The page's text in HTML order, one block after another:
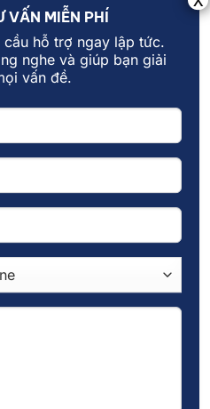
chỉ giúp doanh nghiệp tối
nên sử dụng
dụng Cloud Computing
nhau để tối ưu hóa
hiệu suất. Dưới đây là
mở rộng hạ tầng:
doanh nghiệp dễ dàng
VẤN MIỄN PHÍ
hỗ trợ ngay lập tức.
nghe và giúp bạn giải
vấn đề.